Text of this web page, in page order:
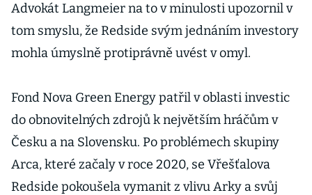
Advokát Langmeier na to v minulosti upozornil v
tom smyslu, že Redside svým jednáním investory
mohla úmyslně protiprávně uvést v omyl.
Fond Nova Green Energy patřil v oblasti investic
do obnovitelných zdrojů k největším hráčům v
Česku a na Slovensku. Po problémech skupiny
Arca, které začaly v roce 2020, se Vřešťalova
Redside pokoušela vymanit z vlivu Arky a svůj